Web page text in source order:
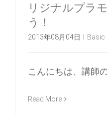
リジナルプラ
う！
2013年08月04日 Basic
こんにちは、講師
Read More